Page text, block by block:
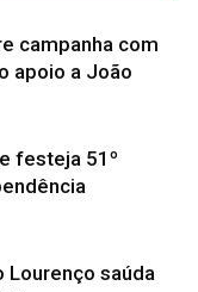
campanha com
apoio a João
festeja 51º
Lourenço saúda